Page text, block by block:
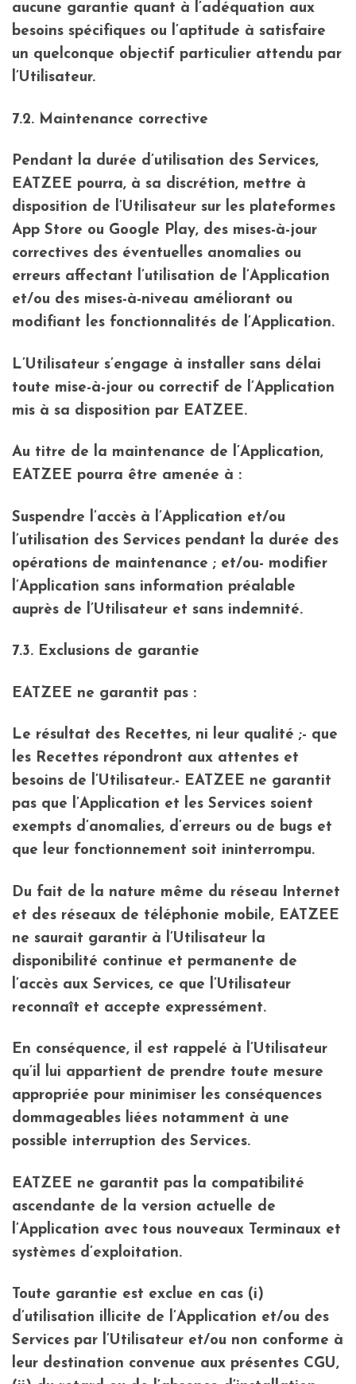
aucune garantie quant à l’adéquation aux
besoins spécifiques ou l’aptitude à satisfaire
un quelconque objectif particulier attendu par
l’Utilisateur.
7.2. Maintenance corrective
Pendant la durée d’utilisation des Services,
EATZEE pourra, à sa discrétion, mettre à
disposition de l’Utilisateur sur les plateformes
App Store ou Google Play, des mises-à-jour
correctives des éventuelles anomalies ou
erreurs affectant l’utilisation de l’Application
et/ou des mises-à-niveau améliorant ou
modifiant les fonctionnalités de l’Application.
L’Utilisateur s’engage à installer sans délai
toute mise-à-jour ou correctif de l’Application
mis à sa disposition par EATZEE.
Au titre de la maintenance de l’Application,
EATZEE pourra être amenée à :
Suspendre l’accès à l’Application et/ou
l’utilisation des Services pendant la durée des
opérations de maintenance ; et/ou- modifier
l’Application sans information préalable
auprès de l’Utilisateur et sans indemnité.
7.3. Exclusions de garantie
EATZEE ne garantit pas :
Le résultat des Recettes, ni leur qualité ;- que
les Recettes répondront aux attentes et
besoins de l’Utilisateur.- EATZEE ne garantit
pas que l’Application et les Services soient
exempts d’anomalies, d’erreurs ou de bugs et
que leur fonctionnement soit ininterrompu.
Du fait de la nature même du réseau Internet
et des réseaux de téléphonie mobile, EATZEE
ne saurait garantir à l’Utilisateur la
disponibilité continue et permanente de
l’accès aux Services, ce que l’Utilisateur
reconnaît et accepte expressément.
En conséquence, il est rappelé à l’Utilisateur
qu’il lui appartient de prendre toute mesure
appropriée pour minimiser les conséquences
dommageables liées notamment à une
possible interruption des Services.
EATZEE ne garantit pas la compatibilité
ascendante de la version actuelle de
l’Application avec tous nouveaux Terminaux et
systèmes d’exploitation.
Toute garantie est exclue en cas (i)
d’utilisation illicite de l’Application et/ou des
Services par l’Utilisateur et/ou non conforme à
leur destination convenue aux présentes CGU,